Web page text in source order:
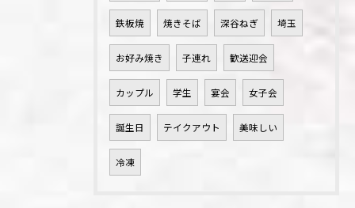
鉄板焼 焼きそば 深谷ねぎ 埼玉
お好み焼き 子連れ 歓送迎会
カップル 学生 宴会 女子会
誕生日 テイクアウト 美味しい
冷凍